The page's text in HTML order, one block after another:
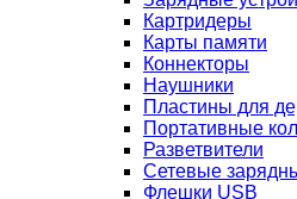
Картридеры
Карты памяти
Коннекторы
Наушники
Пластины для
Портативные
Разветвители
Сетевые
Флешки USB